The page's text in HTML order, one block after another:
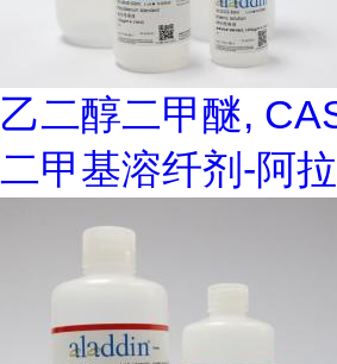
乙二醇二甲醚,
二甲基溶纤剂-阿